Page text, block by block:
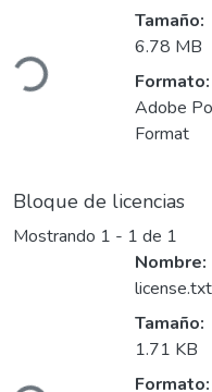
Tamaño:
6.78 MB
Formato:
Adobe
Format
Bloque de licencias
Mostrando 1 - 1 de 1
Nombre:
license.txt
Tamaño:
1.71 KB
Formato: